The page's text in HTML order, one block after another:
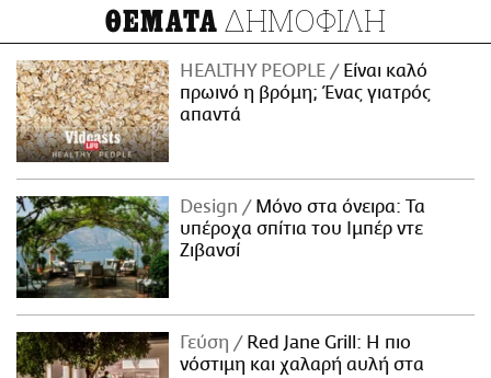
ΘΕΜΑΤΑ ΔΗΜΟΦΙΛΗ
HEALTHY PEOPLE
Είναι καλό
πρωινό η βρόμη; Ένας γιατρός
απαντά
Design
Μόνο στα όνειρα: Τα
υπέροχα σπίτια του Ιμπέρ ντε
Ζιβανσί
Γεύση
Red Jane Grill: Η πιο
νόστιμη και χαλαρή αυλή στα